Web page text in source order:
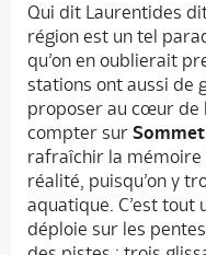
Qui dit Laurentides
région est un tel
qu’on en oublierait
stations ont aussi de
proposer au cœur de
compter sur
rafraîchir la
réalité, puisqu’on y
aquatique. C’est tout
déploie sur les